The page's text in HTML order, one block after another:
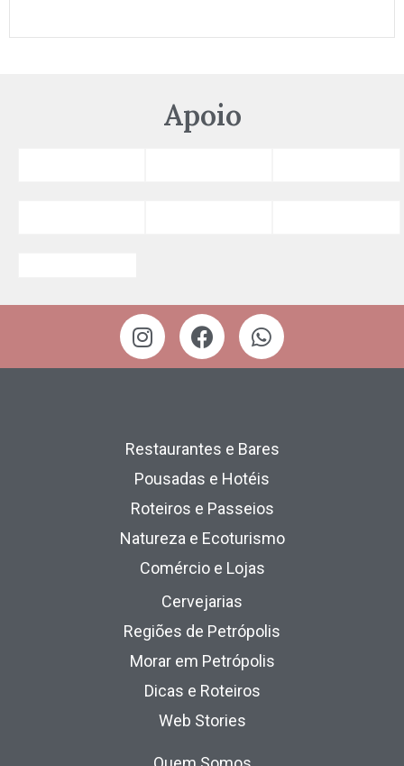
Apoio
Restaurantes e Bares
Pousadas e Hotéis
Roteiros e Passeios
Natureza e Ecoturismo
Comércio e Lojas
Cervejarias
Regiões de Petrópolis
Morar em Petrópolis
Dicas e Roteiros
Web Stories